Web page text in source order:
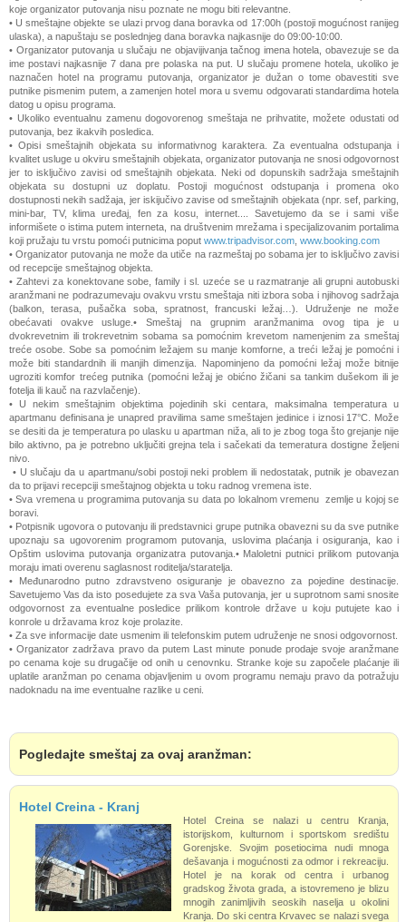
koje organizator putovanja nisu poznate ne mogu biti relevantne.
• U smeštajne objekte se ulazi prvog dana boravka od 17:00h (postoji mogućnost ranijeg
ulaska), a napuštaju se poslednjeg dana boravka najkasnije do 09:00-10:00.
• Organizator putovanja u slučaju ne objavijivanja tačnog imena hotela, obavezuje se da
ime postavi najkasnije 7 dana pre polaska na put. U slučaju promene hotela, ukoliko je
naznačen hotel na programu putovanja, organizator je dužan o tome obavestiti sve
putnike pismenim putem, a zamenjen hotel mora u svemu odgovarati standardima hotela
datog u opisu programa.
• Ukoliko eventualnu zamenu dogovorenog smeštaja ne prihvatite, možete odustati od
putovanja, bez ikakvih posledica.
• Opisi smeštajnih objekata su informativnog karaktera. Za eventualna odstupanja i
kvalitet usluge u okviru smeštajnih objekata, organizator putovanja ne snosi odgovornost
jer to isključivo zavisi od smeštajnih objekata. Neki od dopunskih sadržaja smeštajnih
objekata su dostupni uz doplatu. Postoji mogućnost odstupanja i promena oko
dostupnosti nekih sadžaja, jer iskijučivo zavise od smeštajnih objekata (npr. sef, parking,
mini-bar, TV, klima uređaj, fen za kosu, internet.... Savetujemo da se i sami više
informišete o istima putem interneta, na društvenim mrežama i specijalizovanim portalima
koji pružaju tu vrstu pomoći putnicima poput www.tripadvisor.com www.booking.com
• Organizator putovanja ne može da utiče na razmeštaj po sobama jer to isključivo zavisi
od recepcije smeštajnog objekta.
• Zahtevi za konektovane sobe, family i sl. uzeće se u razmatranje ali grupni autobuski
aranžmani ne podrazumevaju ovakvu vrstu smeštaja niti izbora soba i njihovog sadržaja
(balkon, terasa, pušačka soba, spratnost, francuski ležaj…). Udruženje ne može
obećavati ovakve usluge.• Smeštaj na grupnim aranžmanima ovog tipa je u
dvokrevetnim ili trokrevetnim sobama sa pomoćnim krevetom namenjenim za smeštaj
treće osobe. Sobe sa pomoćnim ležajem su manje komforne, a treći ležaj je pomoćni i
može biti standardnih ili manjih dimenzija. Napominjeno da pomoćni ležaj može bitnije
ugroziti komfor trećeg putnika (pomoćni ležaj je obićno žičani sa tankim dušekom ili je
fotelja ili kauč na razvlačenje).
• U nekim smeštajnim objektima pojedinih ski centara, maksimalna temperatura u
apartmanu definisana je unapred pravilima same smeštajen jedinice i iznosi 17°C. Može
se desiti da je temperatura po ulasku u apartman niža, ali to je zbog toga što grejanje nije
bilo aktivno, pa je potrebno uključiti grejna tela i sačekati da temeratura dostigne željeni
nivo.
• U slučaju da u apartmanu/sobi postoji neki problem ili nedostatak, putnik je obavezan
da to prijavi recepciji smeštajnog objekta u toku radnog vremena iste.
• Sva vremena u programima putovanja su data po lokalnom vremenu zemlje u kojoj se
boravi.
• Potpisnik ugovora o putovanju ili predstavnici grupe putnika obavezni su da sve putnike
upoznaju sa ugovorenim programom putovanja, uslovima plaćanja i osiguranja, kao i
Opštim uslovima putovanja organizatra putovanja.• Maloletni putnici prilikom putovanja
moraju imati overenu saglasnost roditelja/staratelja.
• Međunarodno putno zdravstveno osiguranje je obavezno za pojedine destinacije.
Savetujemo Vas da isto posedujete za sva Vaša putovanja, jer u suprotnom sami snosite
odgovornost za eventualne posledice prilikom kontrole države u koju putujete kao i
konrole u državama kroz koje prolazite.
• Za sve informacije date usmenim ili telefonskim putem udruženje ne snosi odgovornost.
• Organizator zadržava pravo da putem Last minute ponude prodaje svoje aranžmane
po cenama koje su drugačije od onih u cenovnku. Stranke koje su započele plaćanje ili
uplatile aranžman po cenama objavljenim u ovom programu nemaju pravo da potražuju
nadoknadu na ime eventualne razlike u ceni.
Pogledajte smeštaj za ovaj aranžman:
Hotel Creina - Kranj
Hotel Creina se nalazi u centru Kranja,
istorijskom, kulturnom i sportskom središtu
Gorenjske. Svojim posetiocima nudi mnoga
dešavanja i mogućnosti za odmor i rekreaciju.
Hotel je na korak od centra i urbanog
gradskog života grada, a istovremeno je blizu
mnogih zanimljivih seoskih naselja u okolini
Kranja. Do ski centra Krvavec se nalazi svega